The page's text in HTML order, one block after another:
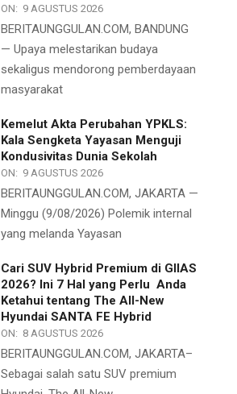
ON: 9 AGUSTUS 2026
BERITAUNGGULAN.COM, BANDUNG
— Upaya melestarikan budaya
sekaligus mendorong pemberdayaan
masyarakat
Kemelut Akta Perubahan YPKLS:
Kala Sengketa Yayasan Menguji
Kondusivitas Dunia Sekolah
ON: 9 AGUSTUS 2026
BERITAUNGGULAN.COM, JAKARTA —
Minggu (9/08/2026) Polemik internal
yang melanda Yayasan
Cari SUV Hybrid Premium di GIIAS
2026? Ini 7 Hal yang Perlu Anda
Ketahui tentang The All-New
Hyundai SANTA FE Hybrid
ON: 8 AGUSTUS 2026
BERITAUNGGULAN.COM, JAKARTA–
Sebagai salah satu SUV premium